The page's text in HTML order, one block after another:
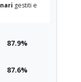
gestiti e
87.9%
87.6%